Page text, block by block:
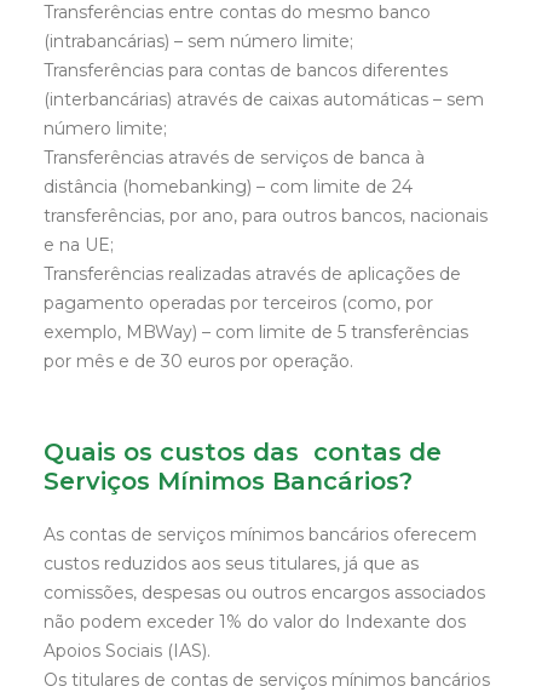
Transferências entre contas do mesmo banco
(intrabancárias) – sem número limite;
Transferências para contas de bancos diferentes
(interbancárias) através de caixas automáticas – sem
número limite;
Transferências através de serviços de banca à
distância (homebanking) – com limite de 24
transferências, por ano, para outros bancos, nacionais
e na UE;
Transferências realizadas através de aplicações de
pagamento operadas por terceiros (como, por
exemplo, MBWay) – com limite de 5 transferências
por mês e de 30 euros por operação.
Quais os custos das contas de
Serviços Mínimos Bancários?
As contas de serviços mínimos bancários oferecem
custos reduzidos aos seus titulares, já que as
comissões, despesas ou outros encargos associados
não podem exceder 1% do valor do Indexante dos
Apoios Sociais (IAS).
Os titulares de contas de serviços mínimos bancários